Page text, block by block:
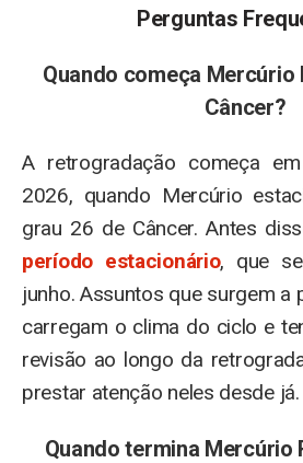
Perguntas
Quando começa Mercúrio
Câncer?
A retrogradação começa
2026, quando Mercúrio
grau 26 de Câncer. Antes
período estacionário, que
junho. Assuntos que surgem a
carregam o clima do ciclo e
revisão ao longo da
prestar atenção neles desde já.
Quando termina Mercúrio